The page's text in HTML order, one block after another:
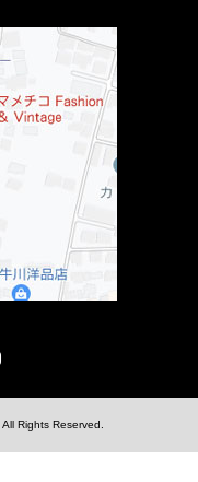
All Rights Reserved.